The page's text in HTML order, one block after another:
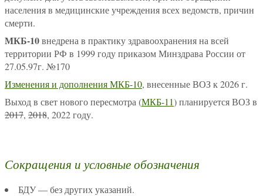
населения в медицинские учреждения всех ведомств, причин
смерти.
МКБ-10внедрена в практику здравоохранения на всей
территории РФ в 1999 году приказом Минздрава России от
27.05.97г. №170
Изменения и дополнения МКБ-10, внесенные ВОЗ к 2026 г.
Выход в свет нового пересмотра (МКБ-11) планируется ВОЗ в
2017, 2018, 2022 году.
Сокращения и условные обозначения
БДУ — без других указаний.